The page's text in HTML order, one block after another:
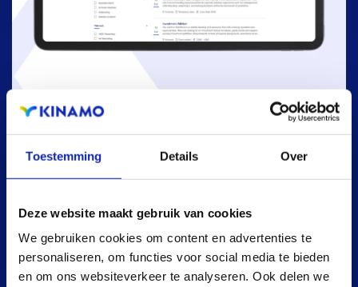
Toestemming Details Over
Deze website maakt gebruik van cookies
We gebruiken cookies om content en advertenties te
personaliseren, om functies voor social media te bieden
en om ons websiteverkeer te analyseren. Ook delen we